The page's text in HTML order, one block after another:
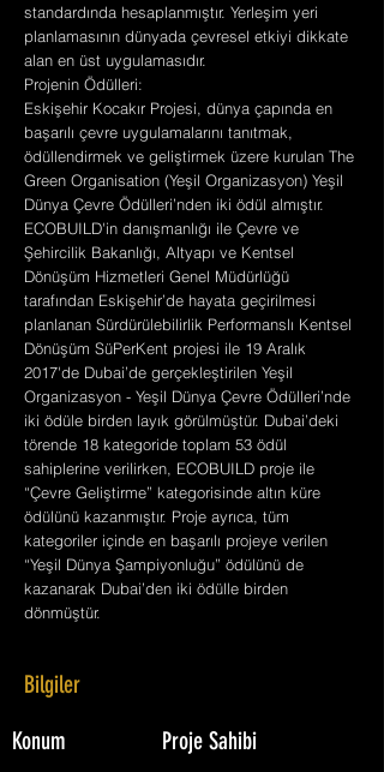
standardında hesaplanmıştır. Yerleşim yeri
planlamasının dünyada çevresel etkiyi dikkate
alan en üst uygulamasıdır.
Projenin Ödülleri:
Eskişehir Kocakır Projesi, dünya çapında en
başarılı çevre uygulamalarını tanıtmak,
ödüllendirmek ve geliştirmek üzere kurulan The
Green Organisation (Yeşil Organizasyon) Yeşil
Dünya Çevre Ödülleri’nden iki ödül almıştır.
ECOBUILD'in danışmanlığı ile Çevre ve
Şehircilik Bakanlığı, Altyapı ve Kentsel
Dönüşüm Hizmetleri Genel Müdürlüğü
tarafından Eskişehir’de hayata geçirilmesi
planlanan Sürdürülebilirlik Performanslı Kentsel
Dönüşüm SüPerKent projesi ile 19 Aralık
2017'de Dubai’de gerçekleştirilen Yeşil
Organizasyon - Yeşil Dünya Çevre Ödülleri’nde
iki ödüle birden layık görülmüştür. Dubai’deki
törende 18 kategoride toplam 53 ödül
sahiplerine verilirken, ECOBUILD proje ile
“Çevre Geliştirme” kategorisinde altın küre
ödülünü kazanmıştır. Proje ayrıca, tüm
kategoriler içinde en başarılı projeye verilen
“Yeşil Dünya Şampiyonluğu” ödülünü de
kazanarak Dubai’den iki ödülle birden
dönmüştür.
Bilgiler
Konum Proje Sahibi